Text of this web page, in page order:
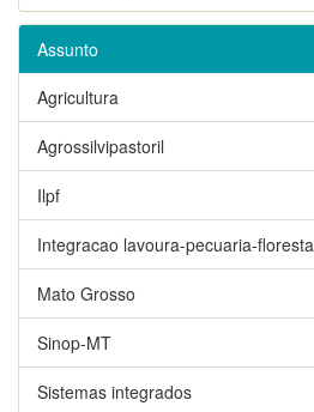
Assunto
Agricultura
Agrossilvipastoril
Ilpf
Integracao lavoura-pecuaria-floresta
Mato Grosso
Sinop-MT
Sistemas integrados